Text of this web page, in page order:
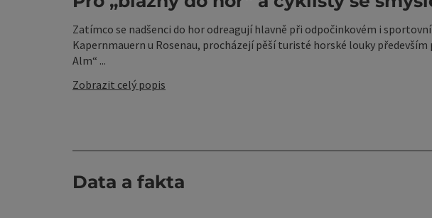
Zatímco se nadšenci do hor odreagují hlavně při odpočinkovém i
Kapernmauern u Rosenau, procházejí pěší turisté horské louky
Alm“ ...
Zobrazit celý popis
Data a fakta